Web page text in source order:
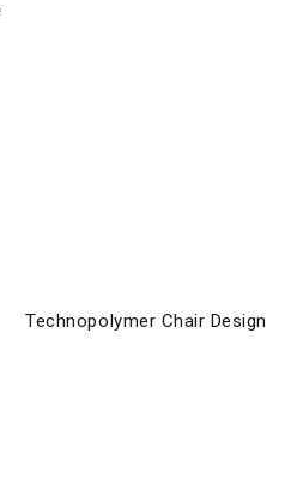
Next
Technopolymer Chair Design